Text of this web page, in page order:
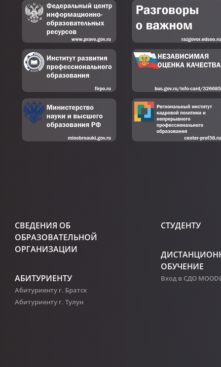
СВЕДЕНИЯ ОБ
ОБРАЗОВАТЕЛЬНОЙ
ОРГАНИЗАЦИИ
АБИТУРИЕНТУ
Абитуриенту г. Братск
Абитуриенту г. Тулун
СТУДЕНТУ
ОБУЧЕНИЕ
Вход в СДО